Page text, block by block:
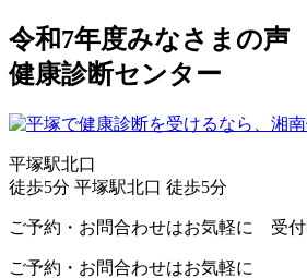
令和7年度みなさまの
健康診断センター
平塚駅北口
徒歩5分 平塚駅北口 徒歩5分
ご予約・お問合わせはお気軽に 受付
ご予約・お問合わせはお気軽に